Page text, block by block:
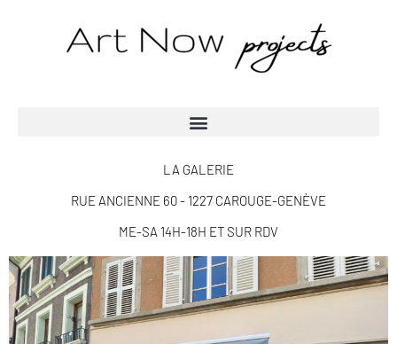
LA GALERIE
RUE ANCIENNE 60 - 1227 CAROUGE-GENÈVE
ME-SA 14H-18H ET SUR RDV